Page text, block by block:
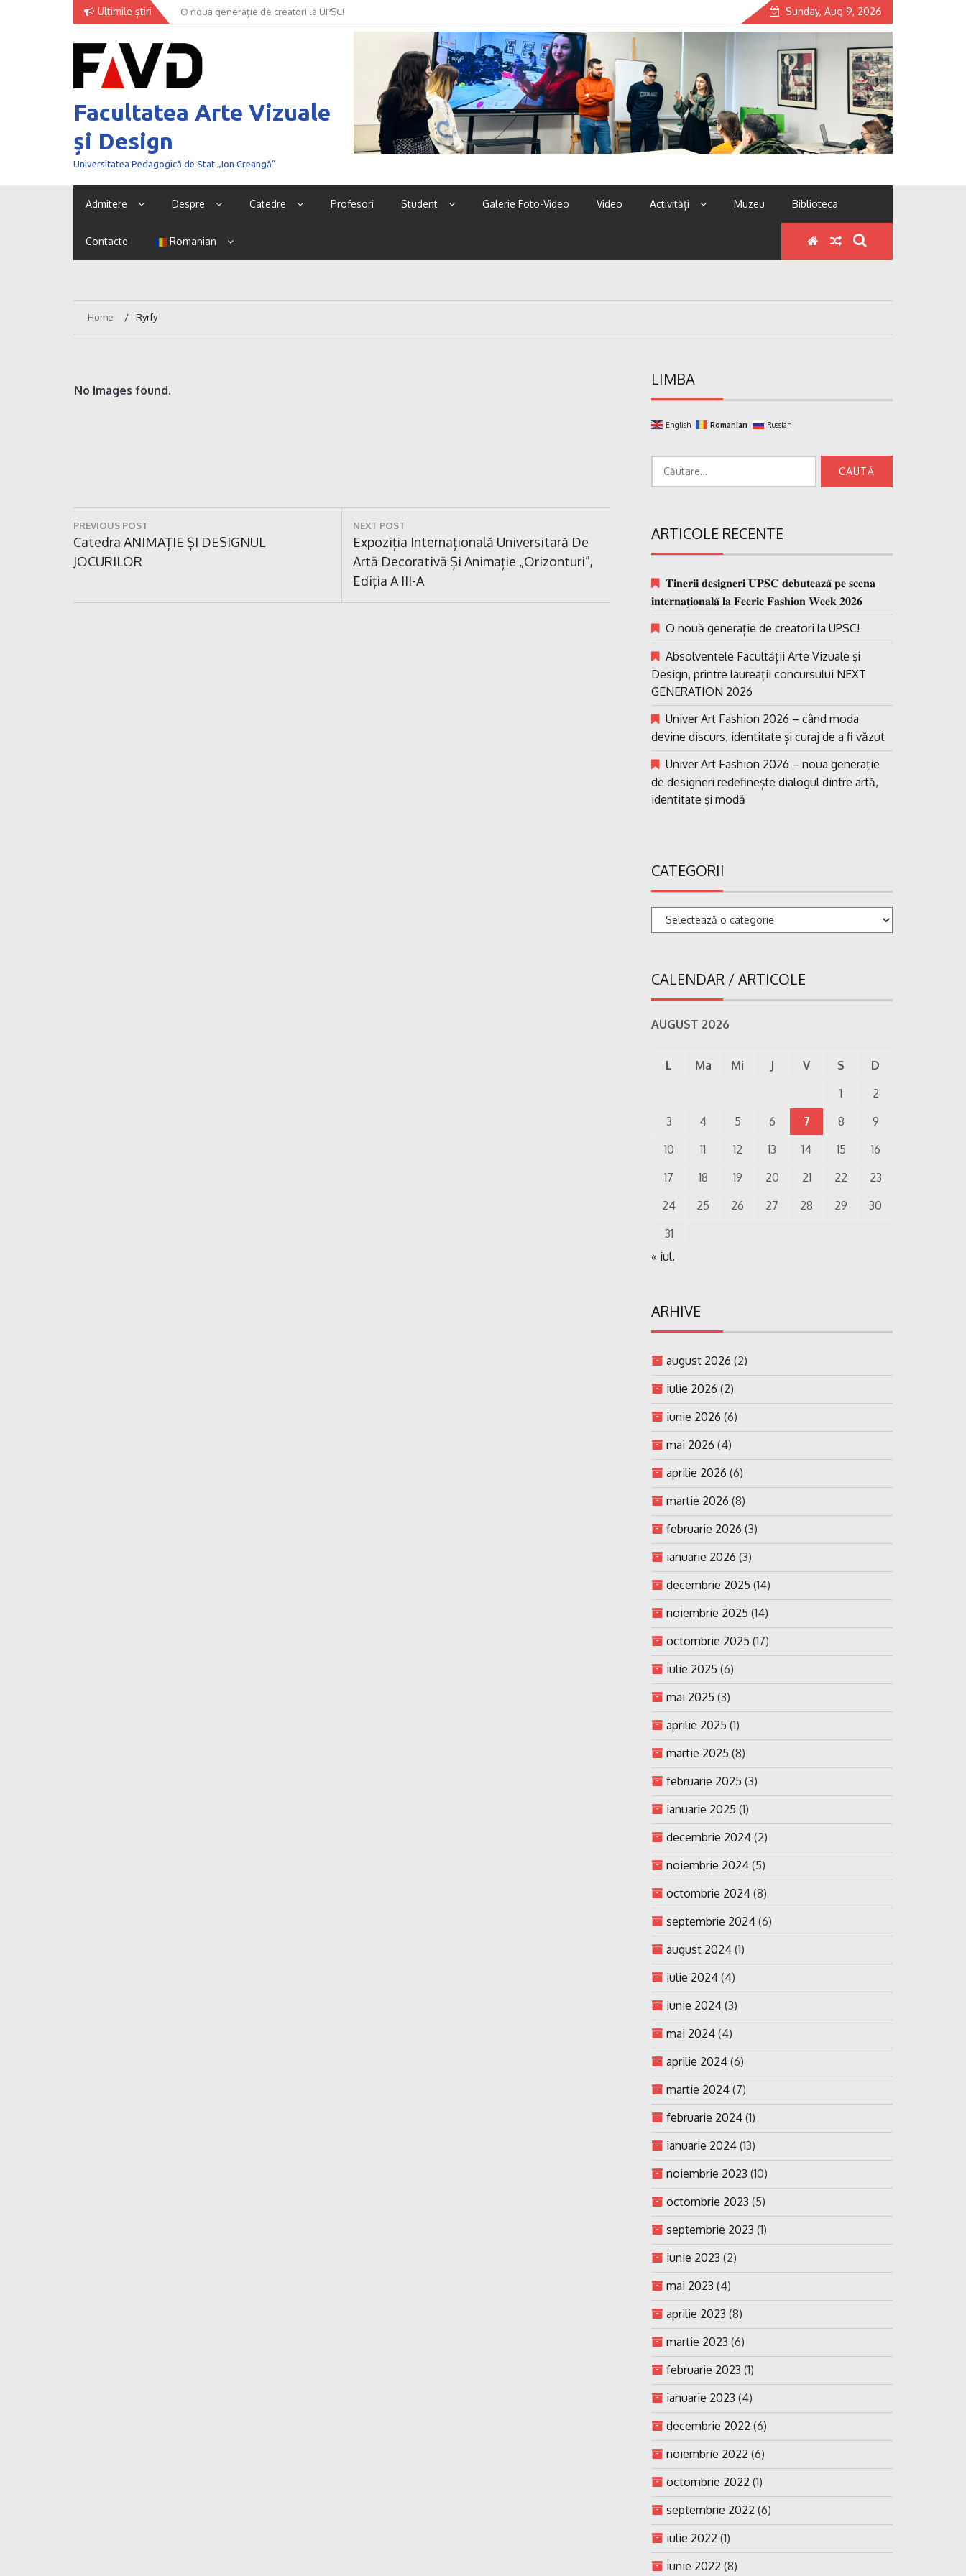
Ultimile știri O nouă generație de creatori la UPSC! Sunday, Aug 9, 2026
Facultatea Arte Vizuale
și Design
Universitatea Pedagogică de Stat „Ion Creangă”
Admitere Despre Catedre Profesori Student Galerie Foto-Video Video Activități Muzeu Biblioteca
Contacte Romanian
Home Ryrfy
No Images found.
Navigare
în
articole
PREVIOUS POST
Previous
Post:
Catedra ANIMAȚIE ȘI DESIGNUL
JOCURILOR
NEXT POST
Next
Post:
Expoziția Internațională Universitară De
Artă Decorativă Și Animație „Orizonturi”,
Ediția A III-A
LIMBA
English Romanian Russian
ARTICOLE RECENTE
𝐓𝐢𝐧𝐞𝐫𝐢𝐢 𝐝𝐞𝐬𝐢𝐠𝐧𝐞𝐫𝐢 𝐔𝐏𝐒𝐂 𝐝𝐞𝐛𝐮𝐭𝐞𝐚𝐳𝐚̆ 𝐩𝐞 𝐬𝐜𝐞𝐧𝐚
𝐢𝐧𝐭𝐞𝐫𝐧𝐚𝐭̗𝐢𝐨𝐧𝐚𝐥𝐚̆ 𝐥𝐚 𝐅𝐞𝐞𝐫𝐢𝐜 𝐅𝐚𝐬𝐡𝐢𝐨𝐧 𝐖𝐞𝐞𝐤 𝟐𝟎𝟐𝟔
O nouă generație de creatori la UPSC!
Absolventele Facultății Arte Vizuale și
Design, printre laureații concursului NEXT
GENERATION 2026
Univer Art Fashion 2026 – când moda
devine discurs, identitate și curaj de a fi văzut
Univer Art Fashion 2026 – noua generație
de designeri redefinește dialogul dintre artă,
identitate și modă
CATEGORII
Categorii
CALENDAR / ARTICOLE
AUGUST 2026
L Ma Mi J V S
D
1
2
3
4 5 6 7 8
9
10
11 12 13 14 15
16
17
18 19 20 21 22
23
24
25 26 27 28 29
30
31
« iul.
ARHIVE
august 2026 (2)
iulie 2026 (2)
iunie 2026 (6)
mai 2026 (4)
aprilie 2026 (6)
martie 2026 (8)
februarie 2026 (3)
ianuarie 2026 (3)
decembrie 2025 (14)
noiembrie 2025 (14)
octombrie 2025 (17)
iulie 2025 (6)
mai 2025 (3)
aprilie 2025 (1)
martie 2025 (8)
februarie 2025 (3)
ianuarie 2025 (1)
decembrie 2024 (2)
noiembrie 2024 (5)
octombrie 2024 (8)
septembrie 2024 (6)
august 2024 (1)
iulie 2024 (4)
iunie 2024 (3)
mai 2024 (4)
aprilie 2024 (6)
martie 2024 (7)
februarie 2024 (1)
ianuarie 2024 (13)
noiembrie 2023 (10)
octombrie 2023 (5)
septembrie 2023 (1)
iunie 2023 (2)
mai 2023 (4)
aprilie 2023 (8)
martie 2023 (6)
februarie 2023 (1)
ianuarie 2023 (4)
decembrie 2022 (6)
noiembrie 2022 (6)
octombrie 2022 (1)
septembrie 2022 (6)
iulie 2022 (1)
iunie 2022 (8)